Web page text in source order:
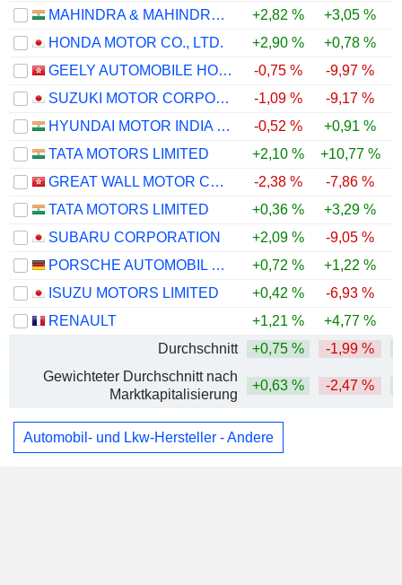
MAHINDRA & MAHINDRA LIMITED
+2,82 % +3,05 %
HONDA MOTOR CO., LTD.
+2,90 % +0,78 %
GEELY AUTOMOBILE HOLDINGS LIMITED
-0,75 % -9,97 %
SUZUKI MOTOR CORPORATION
-1,09 % -9,17 %
HYUNDAI MOTOR INDIA LIMITED
-0,52 % +0,91 %
TATA MOTORS LIMITED
+2,10 % +10,77 %
GREAT WALL MOTOR COMPANY LIMITED
-2,38 % -7,86 %
TATA MOTORS LIMITED
+0,36 % +3,29 %
SUBARU CORPORATION
+2,09 % -9,05 %
PORSCHE AUTOMOBIL HOLDING SE
+0,72 % +1,22 %
ISUZU MOTORS LIMITED
+0,42 % -6,93 %
RENAULT
+1,21 % +4,77 %
Durchschnitt
+0,75 % -1,99 %
Gewichteter Durchschnitt nach
Marktkapitalisierung
+0,63 % -2,47 %
Automobil- und Lkw-Hersteller - Andere